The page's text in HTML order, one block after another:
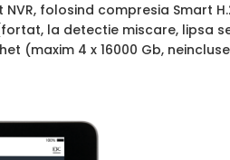
folosind compresia Smart
la detectie miscare, lipsa
(maxim 4 x 16000 Gb,